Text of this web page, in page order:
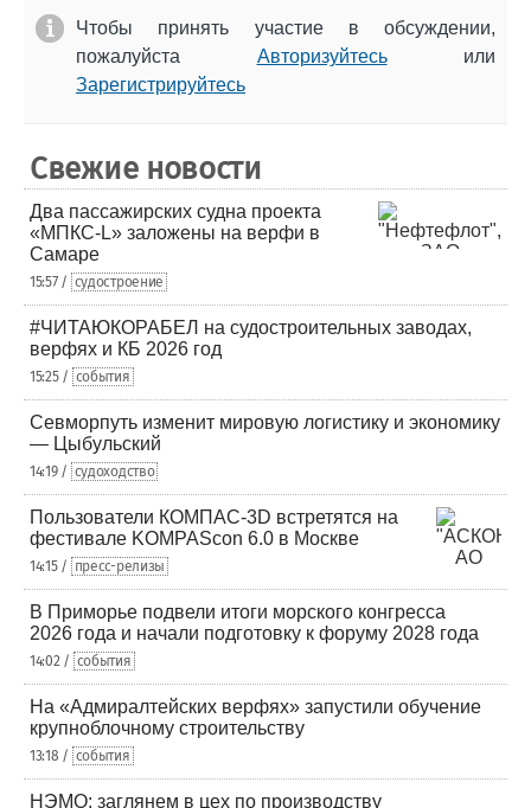
Чтобы принять участие в обсуждении,
пожалуйста Авторизуйтесьили
Зарегистрируйтесь
Свежие новости
Два пассажирских судна проекта
«МПКС-L» заложены на верфи в
Самаре
15:57 / судостроение
#ЧИТАЮКОРАБЕЛ на судостроительных заводах,
верфях и КБ 2026 год
15:25 / события
Севморпуть изменит мировую логистику и экономику
— Цыбульский
14:19 / судоходство
Пользователи КОМПАС-3D встретятся на
фестивале KOMPAScon 6.0 в Москве
14:15 / пресс-релизы
В Приморье подвели итоги морского конгресса
2026 года и начали подготовку к форуму 2028 года
14:02 / события
На «Адмиралтейских верфях» запустили обучение
крупноблочному строительству
13:18 / события
НЭМО: заглянем в цех по производству